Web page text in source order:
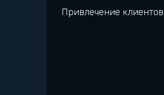
Привлечение